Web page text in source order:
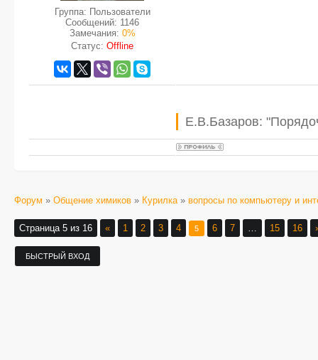
Группа: Пользователи
Сообщений: 1146
Замечания: 0%
Статус: Offline
Е.В.Базаров:
Форум » Общение химиков » Курилка » вопросы по компьютеру и
Страница 5 из 16 « 1 2 3 4 5 6 7 15 16